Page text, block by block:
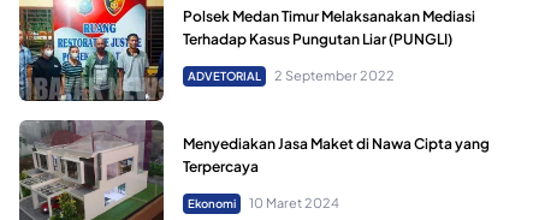
Polsek Medan Timur Melaksanakan Mediasi
Terhadap Kasus Pungutan Liar (PUNGLI)
ADVETORIAL 2 September 2022
Menyediakan Jasa Maket di Nawa Cipta yang
Terpercaya
Ekonomi 10 Maret 2024